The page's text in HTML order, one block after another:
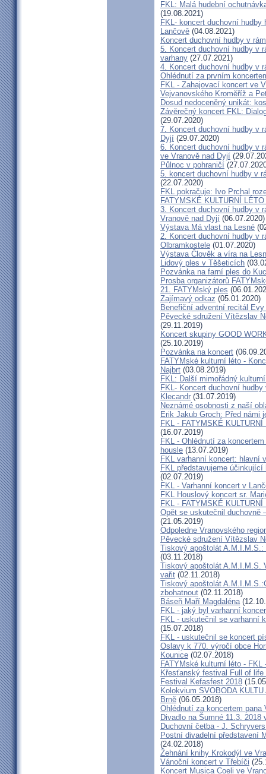
FKL: Malá hudební
(19.08.2021)
FKL- koncert duchovní
Lančově (04.08.2021)
Koncert duchovní hudby v
5. Koncert duchovní hudby v
varhany (27.07.2021)
4. Koncert duchovní hudby v
Ohlédnutí za prvním
FKL - Zahajovací koncert ve
Vejvanovského Kroměříž a
Dosud nedoceněný unikát:
Závěrečný koncert FKL:
(29.07.2020)
7. Koncert duchovní hudby v
Dyjí (29.07.2020)
6. Koncert duchovní hudby v
ve Vranově nad Dyjí
Půlnoc v pohraničí
5. koncert duchovní hudby v
(22.07.2020)
FKL pokračuje: Ivo Prchal
FATYMSKÉ KULTURNÍ
3. Koncert duchovní hudby v
Vranově nad Dyjí (06.07.2020)
Výstava Má vlast na Lesné
2. Koncert duchovní hudby v
Olbramkostele (01.07.2020)
Výstava Člověk a víra na
Lidový ples v Těšeticích
Pozvánka na farní ples do
Prosba organizátorů
21. FATYMský ples
Zajímavý odkaz (05.01.2020)
Benefiční adventní recitál
Pěvecké sdružení Vítězslav
(29.11.2019)
Koncert skupiny GOOD
(25.10.2019)
Pozvánka na koncert
FATYMské kulturní léto -
Najbrt (03.08.2019)
FKL: Další mimořádný
FKL- Koncert duchovní
Klecandr (31.07.2019)
Neznámé osobnosti z naší
Erik Jakub Groch: Před námi
FKL - FATYMSKÉ
(16.07.2019)
FKL - Ohlédnutí za
housle (13.07.2019)
FKL varhanní koncert: hlavní
FKL představujeme
(02.07.2019)
FKL - Varhanní koncert v
FKL Houslový koncert sr.
FKL - FATYMSKÉ KULTURNÍ
Opět se uskutečnil duchovně
(21.05.2019)
Odpoledne Vranovského
Pěvecké sdružení Vítězslav
Tiskový apoštolát
(03.11.2018)
Tiskový apoštolát A.M.I.M.S.
vařit (02.11.2018)
Tiskový apoštolát
zbohatnout (02.11.2018)
Báseň Maří Magdaléna
FKL - jaký byl varhanní
FKL - uskutečnil se varhanní
(15.07.2018)
FKL - uskutečnil se koncert
Oslavy k 770. výročí obce
Kounice (02.07.2018)
FATYMské kulturní léto - FKL
Křesťanský festival Full of life
Festival Kefasfest 2018
Kolokvium SVOBODA
Brně (06.05.2018)
Ohlédnutí za koncertem pana
Divadlo na Šumné 11.3. 2018
Duchovní četba - J.
Postní divadelní představení
(24.02.2018)
Žehnání knihy Krokodýl ve
Vánoční koncert v Třebíči
Koncert Musica Coeli ve